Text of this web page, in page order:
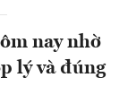
nay nhờ
lý và đúng